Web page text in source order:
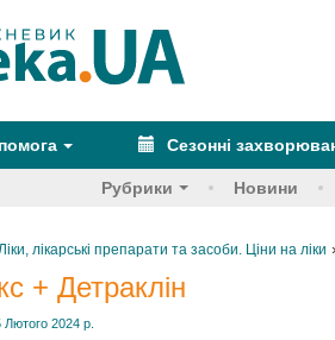
Сезонні
Рубрики Новини
лікарські препарати та засоби. Ціни на ліки
+ Детраклін
2024 р.